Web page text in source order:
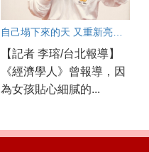
自己塌下來的天 又重新亮了起來
【記者 李瑢/台北報導】
《經濟學人》曾報導，因
為女孩貼心細膩的...